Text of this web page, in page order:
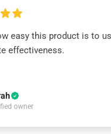
easy this product is to
effectiveness.
owner